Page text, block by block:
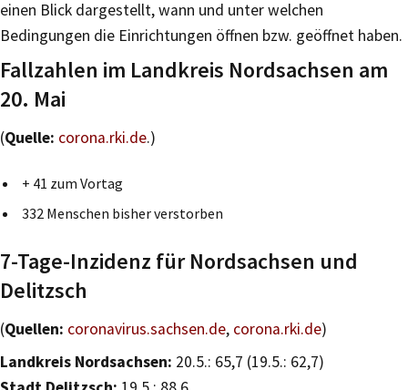
einen Blick dargestellt, wann und unter welchen
Bedingungen die Einrichtungen öffnen bzw. geöffnet haben.
Fallzahlen im Landkreis Nordsachsen am
20. Mai
(Quelle: corona.rki.de.)
+ 41 zum Vortag
332 Menschen bisher verstorben
7-Tage-Inzidenz für Nordsachsen und
Delitzsch
(Quellen: coronavirus.sachsen.de, corona.rki.de)
Landkreis Nordsachsen: 20.5.: 65,7 (19.5.: 62,7)